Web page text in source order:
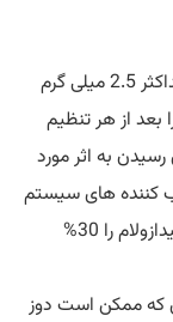
: معمولا 0.5-1 میلی گرم در دو دقیقه(حداکثر 2.5 میلی گرم
را بعد از هر تنظیم
5 میلی گرم برای رسیدن به اثر مورد
کننده های سیستم
عصبی-مرکزی را مصرف کرده است دوز داروی میدازولام را 30%
1.5 میلی گرم وریدی که ممکن است دوز